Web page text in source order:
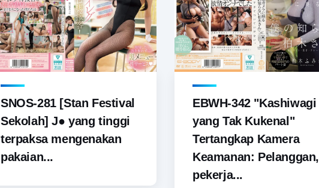
SNOS-281 [Stan Festival
Sekolah] J● yang tinggi
terpaksa mengenakan
pakaian...
EBWH-342 "Kashiwagi
yang Tak Kukenal"
Tertangkap Kamera
Keamanan: Pelanggan,
pekerja...